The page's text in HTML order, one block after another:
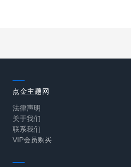
点金主题网
法律声明
关于我们
联系我们
VIP会员购买